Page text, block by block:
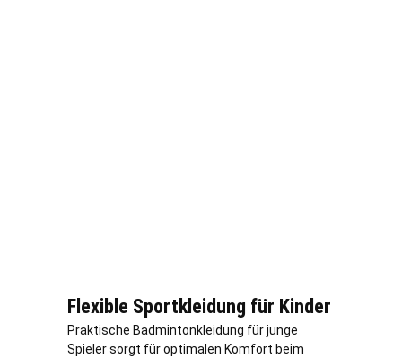
Flexible Sportkleidung für Kinder
Praktische Badmintonkleidung für junge
Spieler sorgt für optimalen Komfort beim